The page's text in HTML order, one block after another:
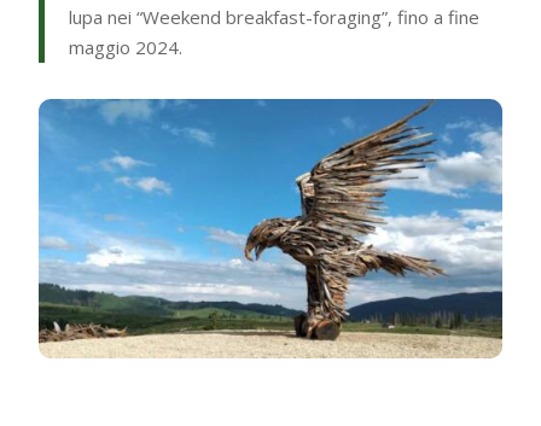
lupa nei “Weekend breakfast-foraging”, fino a fine
maggio 2024.